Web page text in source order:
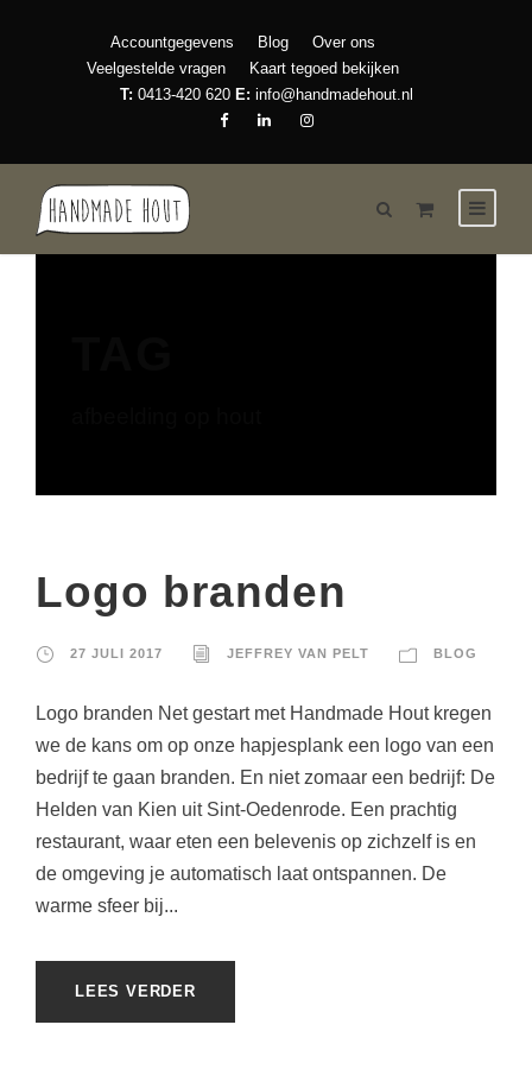
Accountgegevens Blog
Over ons
Veelgestelde vragen
Kaart tegoed bekijken
T: 0413-420 620 E: info@handmadehout.nl
Logo branden
27 JULI 2017 JEFFREY VAN PELT BLOG
Logo branden Net gestart met Handmade Hout kregen
we de kans om op onze hapjesplank een logo van een
bedrijf te gaan branden. En niet zomaar een bedrijf: De
Helden van Kien uit Sint-Oedenrode. Een prachtig
restaurant, waar eten een belevenis op zichzelf is en
de omgeving je automatisch laat ontspannen. De
warme sfeer bij...
LEES VERDER